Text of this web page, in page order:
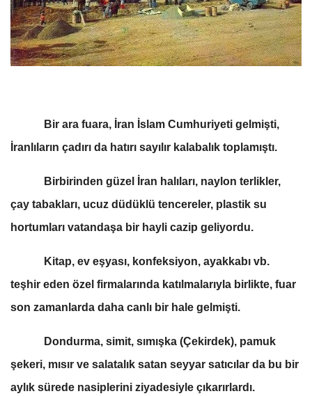
Bir ara fuara, İran İslam Cumhuriyeti gelmişti,
İranlıların çadırı da hatırı sayılır kalabalık toplamıştı.
Birbirinden güzel İran halıları, naylon terlikler,
çay tabakları, ucuz düdüklü tencereler, plastik su
hortumları vatandaşa bir hayli cazip geliyordu.
Kitap, ev eşyası, konfeksiyon, ayakkabı vb.
teşhir eden özel firmalarında katılmalarıyla birlikte, fuar
son zamanlarda daha canlı bir hale gelmişti.
Dondurma, simit, sımışka (Çekirdek), pamuk
şekeri, mısır ve salatalık satan seyyar satıcılar da bu bir
aylık sürede nasiplerini ziyadesiyle çıkarırlardı.